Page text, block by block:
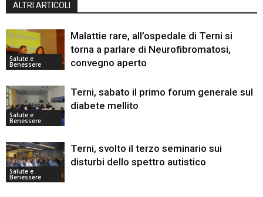
ALTRI ARTICOLI
Salute e
Benessere
Malattie rare, all’ospedale di Terni si
torna a parlare di Neurofibromatosi,
convegno aperto
Salute e
Benessere
Terni, sabato il primo forum generale sul
diabete mellito
Salute e
Benessere
Terni, svolto il terzo seminario sui
disturbi dello spettro autistico